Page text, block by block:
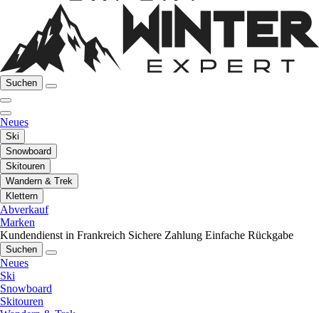
Suchen
Neues
Ski
Snowboard
Skitouren
Wandern & Trek
Klettern
Abverkauf
Marken
Kundendienst in Frankreich Sichere Zahlung Einfache Rückgabe
Suchen
Neues
Ski
Snowboard
Skitouren